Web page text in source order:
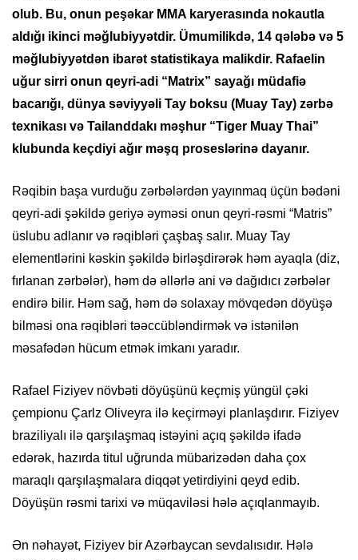
olub. Bu, onun peşəkar MMA karyerasında nokautla
aldığı ikinci məğlubiyyətdir. Ümumilikdə, 14 qələbə və 5
məğlubiyyətdən ibarət statistikaya malikdir. Rafaelin
uğur sirri onun qeyri-adi “Matrix” sayağı müdafiə
bacarığı, dünya səviyyəli Tay boksu (Muay Tay) zərbə
texnikası və Tailanddakı məşhur “Tiger Muay Thai”
klubunda keçdiyi ağır məşq proseslərinə dayanır.
Rəqibin başa vurduğu zərbələrdən yayınmaq üçün bədəni
qeyri-adi şəkildə geriyə əyməsi onun qeyri-rəsmi “Matris”
üslubu adlanır və rəqibləri çaşbaş salır. Muay Tay
elementlərini kəskin şəkildə birləşdirərək həm ayaqla (diz,
fırlanan zərbələr), həm də əllərlə ani və dağıdıcı zərbələr
endirə bilir. Həm sağ, həm də solaxay mövqedən döyüşə
bilməsi ona rəqibləri təəccübləndirmək və istənilən
məsafədən hücum etmək imkanı yaradır.
Rafael Fiziyev növbəti döyüşünü keçmiş yüngül çəki
çempionu Çarlz Oliveyra ilə keçirməyi planlaşdırır. Fiziyev
braziliyalı ilə qarşılaşmaq istəyini açıq şəkildə ifadə
edərək, hazırda titul uğrunda mübarizədən daha çox
maraqlı qarşılaşmalara diqqət yetirdiyini qeyd edib.
Döyüşün rəsmi tarixi və müqaviləsi hələ açıqlanmayıb.
Ən nəhayət, Fiziyev bir Azərbaycan sevdalısıdır. Hələ